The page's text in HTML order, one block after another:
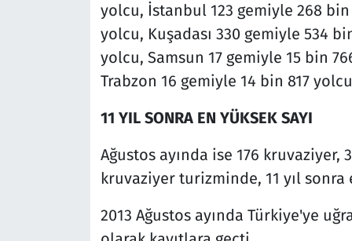
yolcu, İstanbul 123 gemiyle 268
yolcu, Kuşadası 330 gemiyle 534
yolcu, Samsun 17 gemiyle 15 bin
Trabzon 16 gemiyle 14 bin 817
11 YIL SONRA EN YÜKSEK SAYI
Ağustos ayında ise 176 kruvaziyer,
kruvaziyer turizminde, 11 yıl sonra
2013 Ağustos ayında Türkiye'ye